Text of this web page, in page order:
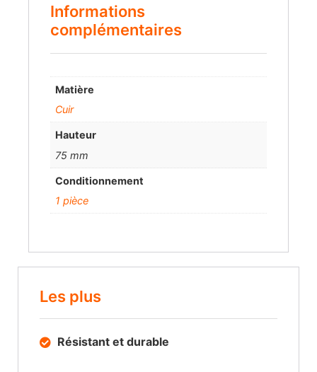
Informations
complémentaires
Matière
Cuir
Hauteur
75 mm
Conditionnement
1 pièce
Les plus
Résistant et durable